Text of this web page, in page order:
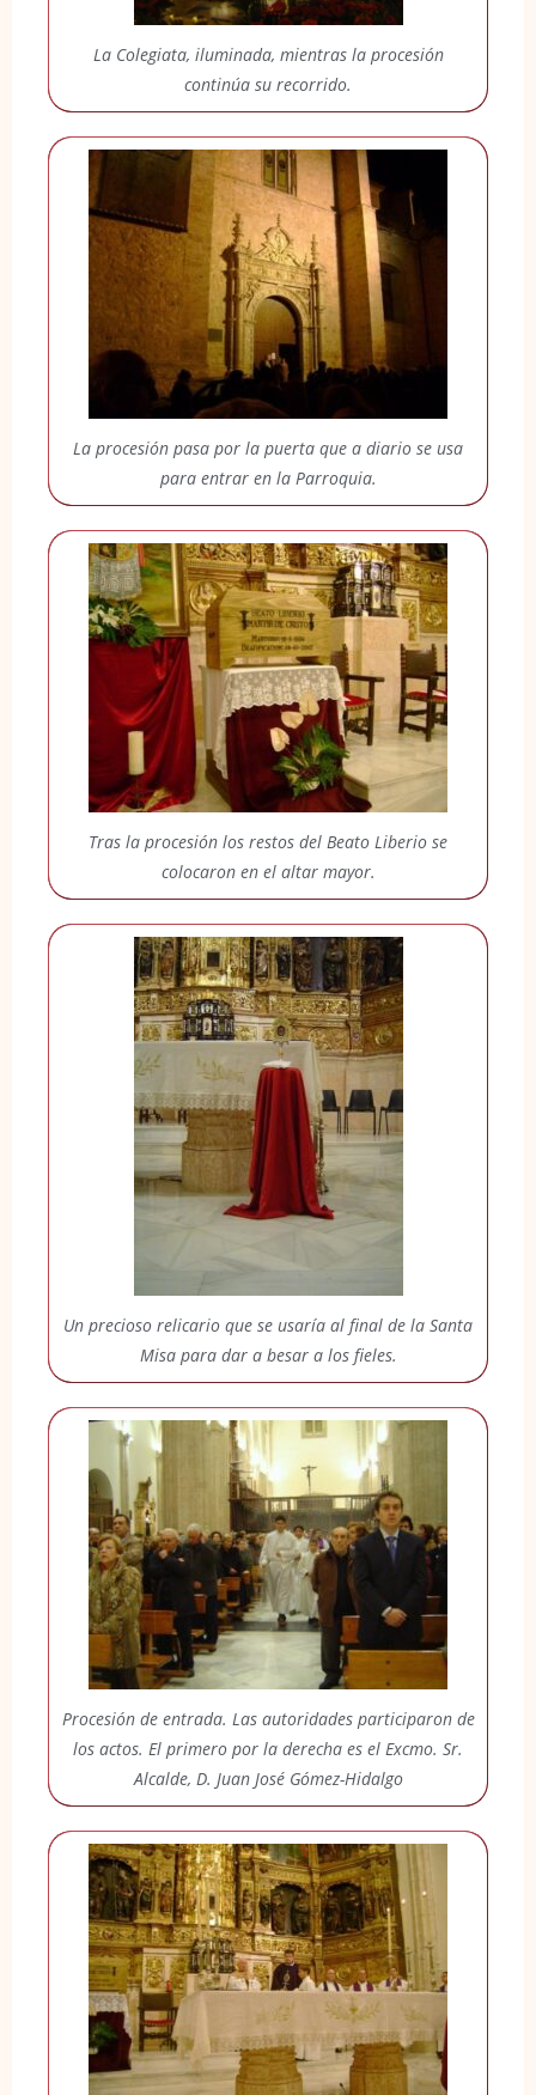
La Colegiata, iluminada, mientras la procesión
continúa su recorrido.
La procesión pasa por la puerta que a diario se usa
para entrar en la Parroquia.
Tras la procesión los restos del Beato Liberio se
colocaron en el altar mayor.
Un precioso relicario que se usaría al final de la Santa
Misa para dar a besar a los fieles.
Procesión de entrada. Las autoridades participaron de
los actos. El primero por la derecha es el Excmo. Sr.
Alcalde, D. Juan José Gómez-Hidalgo